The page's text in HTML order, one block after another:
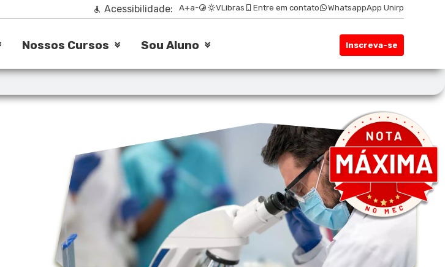
Acessibilidade: A+a- VLibras Entre em contato WhatsappApp Unirp
Nossos Cursos Sou Aluno Inscreva-se